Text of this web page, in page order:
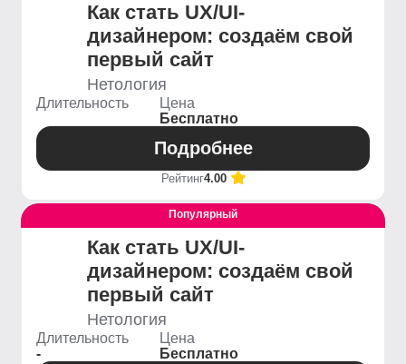
Как стать UX/UI-
дизайнером: создаём свой
первый сайт
Нетология
Длительность
Цена
Бесплатно
Подробнее
Рейтинг4.00
Выгодный
Популярный
Как стать UX/UI-
дизайнером: создаём свой
первый сайт
Нетология
Длительность
-
Цена
Бесплатно